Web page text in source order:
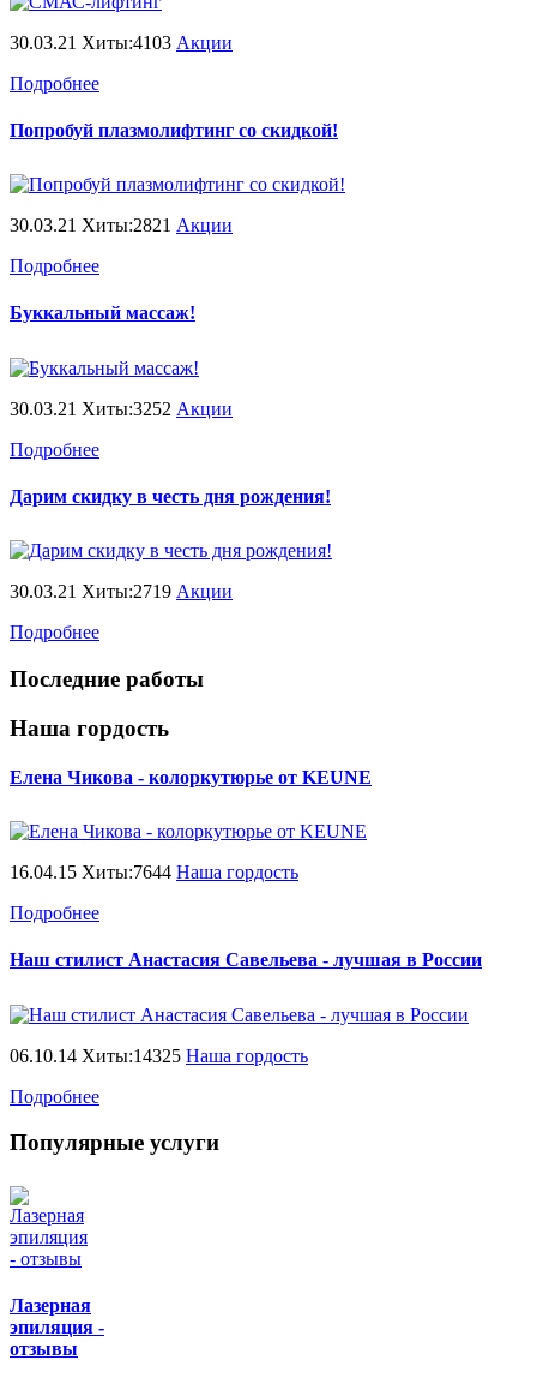
30.03.21 Хиты:4103 Акции
Подробнее
Попробуй плазмолифтинг со скидкой!
30.03.21 Хиты:2821 Акции
Подробнее
Буккальный массаж!
30.03.21 Хиты:3252 Акции
Подробнее
Дарим скидку в честь дня рождения!
30.03.21 Хиты:2719 Акции
Подробнее
Последние работы
Наша гордость
Елена Чикова - колоркутюрье от KEUNE
16.04.15 Хиты:7644 Наша гордость
Подробнее
Наш стилист Анастасия Савельева - лучшая в России
06.10.14 Хиты:14325 Наша гордость
Подробнее
Популярные услуги
Лазерная
эпиляция -
отзывы